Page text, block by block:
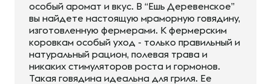
особый аромат и вкус. В “Ешь Деревенское”
вы найдете настоящую мраморную говядину,
изготовленную фермерами. К фермерским
коровкам особый уход - только правильный и
натуральный рацион, полевая трава и
никаких стимуляторов роста и гормонов.
Такая говядина идеальна для гриля. Ее